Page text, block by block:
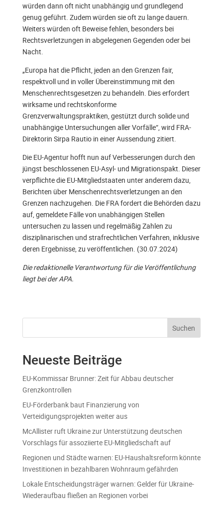
würden dann oft nicht unabhängig und grundlegend
genug geführt. Zudem würden sie oft zu lange dauern.
Weiters würden oft Beweise fehlen, besonders bei
Rechtsverletzungen in abgelegenen Gegenden oder bei
Nacht.
„Europa hat die Pflicht, jeden an den Grenzen fair,
respektvoll und in voller Übereinstimmung mit den
Menschenrechtsgesetzen zu behandeln. Dies erfordert
wirksame und rechtskonforme
Grenzverwaltungspraktiken, gestützt durch solide und
unabhängige Untersuchungen aller Vorfälle“, wird FRA-
Direktorin Sirpa Rautio in einer Aussendung zitiert.
Die EU-Agentur hofft nun auf Verbesserungen durch den
jüngst beschlossenen EU-Asyl- und Migrationspakt. Dieser
verpflichte die EU-Mitgliedstaaten unter anderem dazu,
Berichten über Menschenrechtsverletzungen an den
Grenzen nachzugehen. Die FRA fordert die Behörden dazu
auf, gemeldete Fälle von unabhängigen Stellen
untersuchen zu lassen und regelmäßig Zahlen zu
disziplinarischen und strafrechtlichen Verfahren, inklusive
deren Ergebnisse, zu veröffentlichen. (30.07.2024)
Die redaktionelle Verantwortung für die Veröffentlichung
liegt bei der APA.
Suchen
Neueste Beiträge
EU-Kommissar Brunner: Zeit für Abbau deutscher
Grenzkontrollen
EU-Förderbank baut Finanzierung von
Verteidigungsprojekten weiter aus
McAllister ruft Ukraine zur Unterstützung deutschen
Vorschlags für assoziierte EU-Mitgliedschaft auf
Regionen und Städte warnen: EU-Haushaltsreform könnte
Investitionen in bezahlbaren Wohnraum gefährden
Lokale Entscheidungsträger warnen: Gelder für Ukraine-
Wiederaufbau fließen an Regionen vorbei